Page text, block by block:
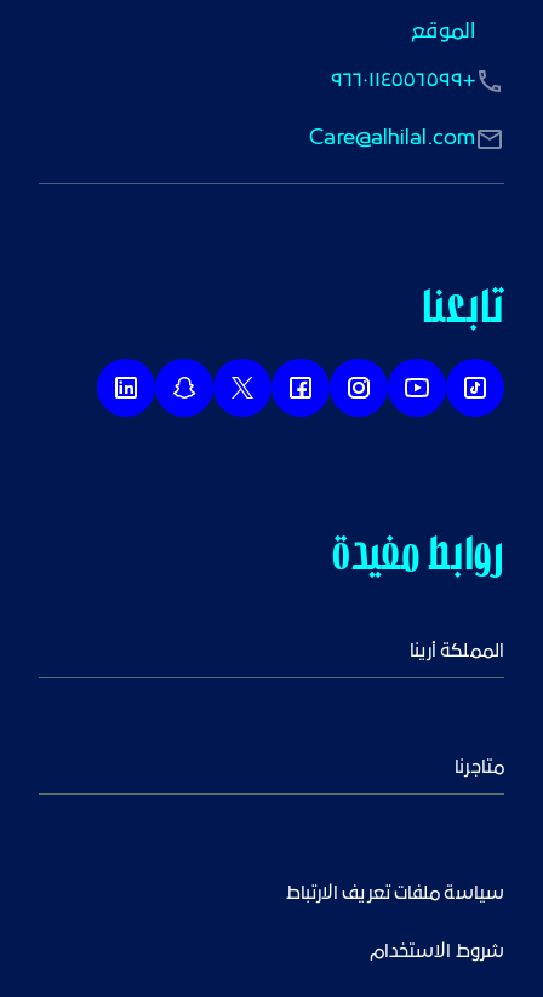
الموقع
Care@alhilal.com
+٩٦٦٠١١٤٥٥٦٥٩٩
روابط مفيدة
المملكة أرينا
متاجرنا
تابعنا
سياسة ملفات تعريف الارتباط
شروط الاستخدام